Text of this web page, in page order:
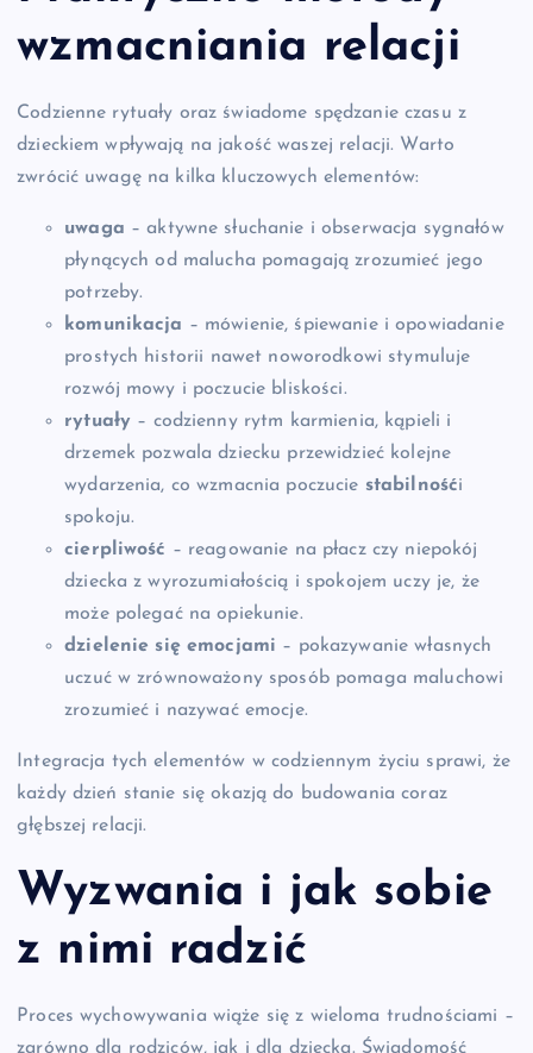
wzmacniania relacji
Codzienne rytuały oraz świadome spędzanie czasu z
dzieckiem wpływają na jakość waszej relacji. Warto
zwrócić uwagę na kilka kluczowych elementów:
uwaga – aktywne słuchanie i obserwacja sygnałów
płynących od malucha pomagają zrozumieć jego
potrzeby.
komunikacja – mówienie, śpiewanie i opowiadanie
prostych historii nawet noworodkowi stymuluje
rozwój mowy i poczucie bliskości.
rytuały – codzienny rytm karmienia, kąpieli i
drzemek pozwala dziecku przewidzieć kolejne
wydarzenia, co wzmacnia poczucie stabilnośći
spokoju.
cierpliwość – reagowanie na płacz czy niepokój
dziecka z wyrozumiałością i spokojem uczy je, że
może polegać na opiekunie.
dzielenie się emocjami – pokazywanie własnych
uczuć w zrównoważony sposób pomaga maluchowi
zrozumieć i nazywać emocje.
Integracja tych elementów w codziennym życiu sprawi, że
każdy dzień stanie się okazją do budowania coraz
głębszej relacji.
Wyzwania i jak sobie
z nimi radzić
Proces wychowywania wiąże się z wieloma trudnościami –
zarówno dla rodziców, jak i dla dziecka. Świadomość